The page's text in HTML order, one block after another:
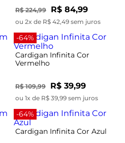
R$ 224,99 R$ 84,99
ou 2x de R$ 42,49 sem juros
-64%
Cardigan Infinita Cor
Vermelho
R$ 109,99 R$ 39,99
ou 1x de R$ 39,99 sem juros
-64%
Cardigan Infinita Cor Azul